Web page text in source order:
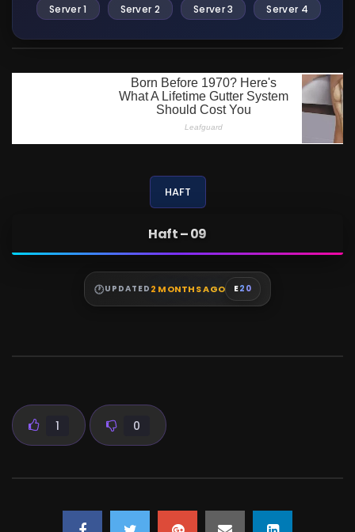
Server 1 Server 2 Server 3 Server 4
HAFT
Haft – 09
UPDATED 2 MONTHS AGO E20
1 0